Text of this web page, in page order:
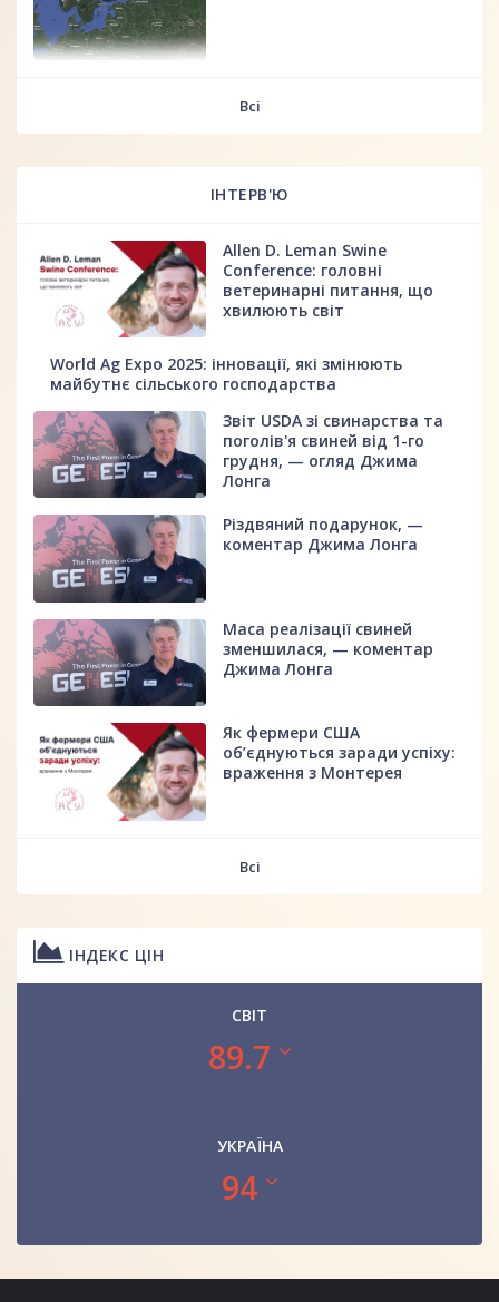
Всі
ІНТЕРВ'Ю
Allen D. Leman Swine
Conference: головні
ветеринарні питання, що
хвилюють світ
World Ag Expo 2025: інновації, які змінюють
майбутнє сільського господарства
Звіт USDA зі свинарства та
поголів'я свиней від 1-го
грудня, — огляд Джима
Лонга
Різдвяний подарунок, —
коментар Джима Лонга
Маса реалізації свиней
зменшилася, — коментар
Джима Лонга
Як фермери США
об’єднуються заради успіху:
враження з Монтерея
Всі
ІНДЕКС ЦІН
СВІТ
89.7
УКРАЇНА
94